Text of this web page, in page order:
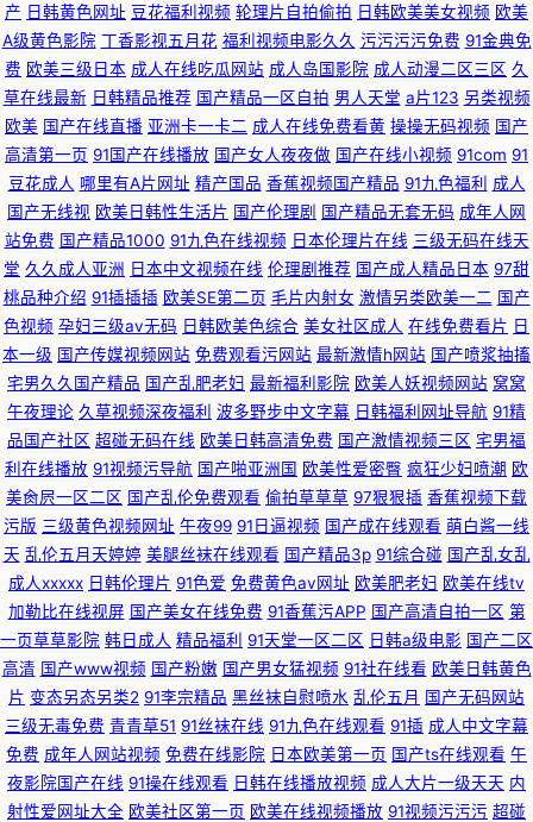
产 日韩黄色网址 豆花福利视频 轮理片自拍偷拍 日韩欧美美女视频 欧美
A级黄色影院 丁香影视五月花 福利视频电影久久 污污污污免费 91金典免
费 欧美三级日本 成人在线吃瓜网站 成人岛国影院 成人动漫二区三区 久
草在线最新 日韩精品推荐 国产精品一区自拍 男人天堂 a片123 另类视频
欧美 国产在线直播 亚洲卡一卡二 成人在线免费看黄 操操无码视频 国产
高清第一页 91国产在线播放 国产女人夜夜做 国产在线小视频 91com 91
豆花成人 哪里有A片网址 精产国品 香蕉视频国产精品 91九色福利
成人
国产无线视 欧美日韩性生活片 国产伦理剧 国产精品无套无码 成年人网
站免费 国产精品1000 91九色在线视频 日本伦理片在线 三级无码在线天
堂 久久成人亚洲 日本中文视频在线 伦理剧推荐 国产成人精品日本 97甜
桃品种介绍 91插插插 欧美SE第二页 毛片内射女 激情另类欧美一二 国产
色视频 孕妇三级av无码 日韩欧美色综合 美女社区成人 在线免费看片 日
本一级 国产传媒视频网站 免费观看污网站 最新激情h网站 国产喷浆抽搐
宅男久久国产精品 国产乱肥老妇 最新福利影院 欧美人妖视频网站 窝窝
午夜理论 久草视频深夜福利 波多野步中文字幕 日韩福利网址导航 91精
品国产社区 超碰无码在线 欧美日韩高清免费 国产激情视频三区 宅男福
利在线播放 91视频污导航 国产啪亚洲国 欧美性爱密臀 疯狂少妇喷潮 欧
美肏屄一区二区 国产乱伦免费观看 偷拍草草草 97狠狠插 香蕉视频下载
污版 三级黄色视频网址 午夜99 91日逼视频 国产成在线观看 萌白酱一线
天 乱伦五月天婷婷 美腿丝袜在线观看 国产精品3p 91综合碰 国产乱女乱
成人xxxxx 日韩伦理片 91色爱 免费黄色av网址 欧美肥老妇 欧美在线tv
加勒比在线视屏 国产美女在线免费 91香蕉污APP 国产高清自拍一区 第
一页草草影院 韩日成人 精品福利 91天堂一区二区 日韩a级电影 国产二区
高清 国产www视频 国产粉嫩 国产男女猛视频 91社在线看 欧美日韩黄色
片 变态另态另类2 91李宗精品 黑丝袜自慰喷水 乱伦五月
国产无码网站
三级无毒免费 青青草51 91丝袜在线 91九色在线观看 91插 成人中文字幕
免费 成年人网站视频 免费在线影院 日本欧美第一页 国产ts在线观看 午
夜影院国产在线 91操在线观看 日韩在线播放视频 成人大片一级天天 内
射性爱网址大全 欧美社区第一页 欧美在线视频播放 91视频污污污 超碰